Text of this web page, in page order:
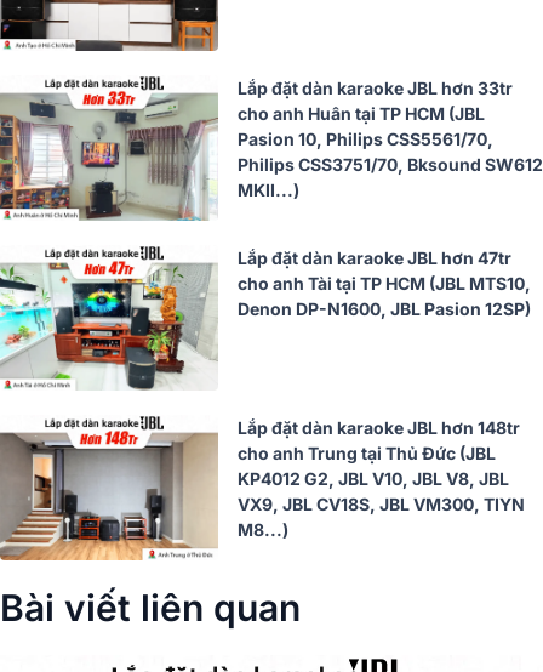
Lắp đặt dàn karaoke JBL hơn 33tr
cho anh Huân tại TP HCM (JBL
Pasion 10, Philips CSS5561/70,
Philips CSS3751/70, Bksound SW612
MKII...)
Lắp đặt dàn karaoke JBL hơn 47tr
cho anh Tài tại TP HCM (JBL MTS10,
Denon DP-N1600, JBL Pasion 12SP)
Lắp đặt dàn karaoke JBL hơn 148tr
cho anh Trung tại Thủ Đức (JBL
KP4012 G2, JBL V10, JBL V8, JBL
VX9, JBL CV18S, JBL VM300, TIYN
M8...)
Bài viết liên quan